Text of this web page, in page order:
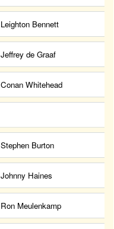
Leighton Bennett
Jeffrey de Graaf
Conan Whitehead
Stephen Burton
Johnny Haines
Ron Meulenkamp